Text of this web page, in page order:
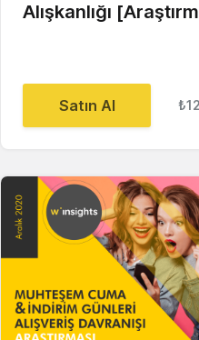
Alışkanlığı
Satın Al